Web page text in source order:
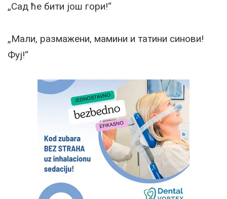
„Сад ће бити још гори!“
„Мали, размажени, мамини и татини синови!
Фуј!“